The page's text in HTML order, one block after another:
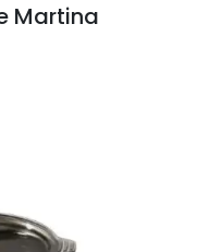
Martina